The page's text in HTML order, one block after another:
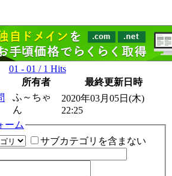
01 - 01 / 1 Hits
所有者
最終更新日時
ふ～ちゃ
ん
2020年03月05日(木)
22:25
ーム
サブカテゴリを含まない